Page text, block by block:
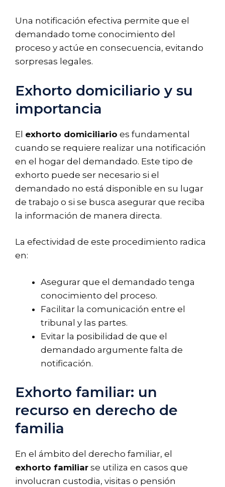
Una notificación efectiva permite que el
demandado tome conocimiento del
proceso y actúe en consecuencia, evitando
sorpresas legales.
Exhorto domiciliario y su
importancia
El exhorto domiciliario es fundamental
cuando se requiere realizar una notificación
en el hogar del demandado. Este tipo de
exhorto puede ser necesario si el
demandado no está disponible en su lugar
de trabajo o si se busca asegurar que reciba
la información de manera directa.
La efectividad de este procedimiento radica
en:
Asegurar que el demandado tenga
conocimiento del proceso.
Facilitar la comunicación entre el
tribunal y las partes.
Evitar la posibilidad de que el
demandado argumente falta de
notificación.
Exhorto familiar: un
recurso en derecho de
familia
En el ámbito del derecho familiar, el
exhorto familiar se utiliza en casos que
involucran custodia, visitas o pensión